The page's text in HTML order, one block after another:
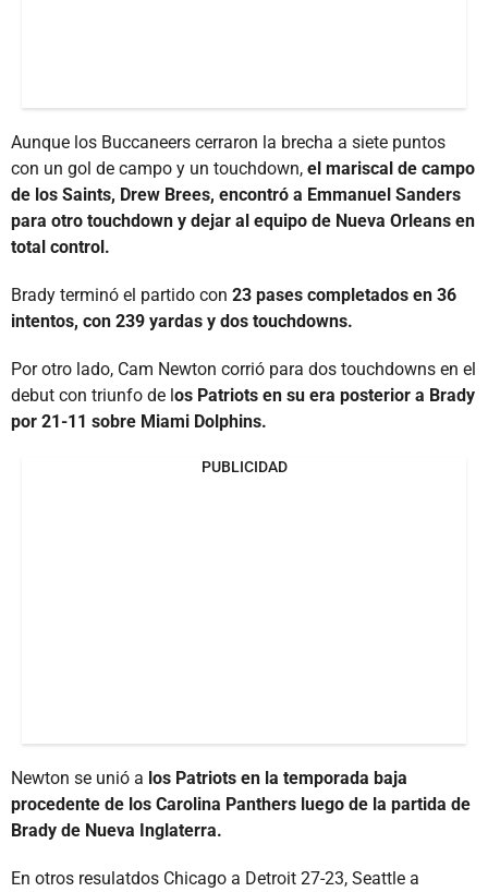
Aunque los Buccaneers cerraron la brecha a siete puntos
con un gol de campo y un touchdown, el mariscal de campo
de los Saints, Drew Brees, encontró a Emmanuel Sanders
para otro touchdown y dejar al equipo de Nueva Orleans en
total control.
Brady terminó el partido con 23 pases completados en 36
intentos, con 239 yardas y dos touchdowns.
Por otro lado, Cam Newton corrió para dos touchdowns en el
debut con triunfo de los Patriots en su era posterior a Brady
por 21-11 sobre Miami Dolphins.
PUBLICIDAD
Newton se unió a los Patriots en la temporada baja
procedente de los Carolina Panthers luego de la partida de
Brady de Nueva Inglaterra.
En otros resulatdos Chicago a Detroit 27-23, Seattle a